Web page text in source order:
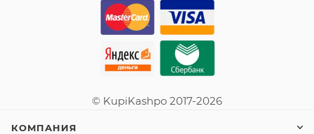
© KupiKashpo 2017-2026
КОМПАНИЯ